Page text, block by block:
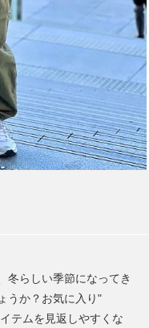
冬らしい季節になってき
うか？お気に入り"
テムを見返しやすくな